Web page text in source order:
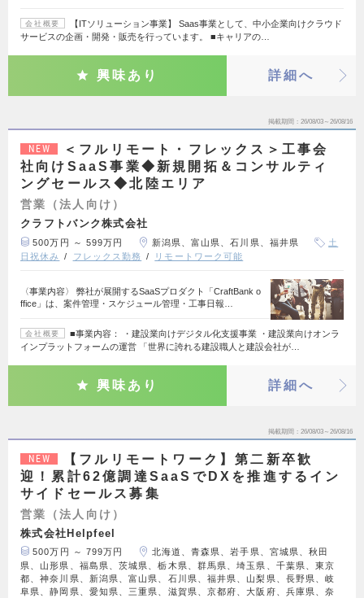
会社概要
【ITソリューション事業】 Saas事業として、中小企業向けクラウド
サービスの企画・開発・販売を行っています。 ■キャリアの…
興味あり 詳細へ
掲載期間 26/08/03～26/08/16
NEW
＜フルリモート・フレックス＞工事会
社向けSaaS事業◆新規開拓＆コンサルティ
ングセールス◆北陸エリア
営業（法人向け）
クラフトバンク株式会社
500万円 ～ 599万円 新潟県、富山県、石川県、福井県
土
日祝休み
フレックス勤務 リモートワーク可能
〈事業内容〉 弊社が展開するSaaSプロダクト「CraftBank o
ffice」は、案件管理・スケジュール管理・工事日報…
会社概要
■事業内容： ・建設業向けデジタル化支援事業 ・建設業向けオンラ
インプラットフォームの運営 「世界に誇れる建設職人と建設会社が…
興味あり 詳細へ
掲載期間 26/08/03～26/08/16
NEW
【フルリモートワーク】第二新卒歓
迎！累計62億調達SaaSでDXを推進するイン
サイドセールス募集
営業（法人向け）
株式会社Helpfeel
500万円 ～ 799万円
北海道、青森県、岩手県、宮城県、秋田
県、山形県、福島県、茨城県、栃木県、群馬県、埼玉県、千葉県、東京
都、神奈川県、新潟県、富山県、石川県、福井県、山梨県、長野県、岐
阜県、静岡県、愛知県、三重県、滋賀県、京都府、大阪府、兵庫県、奈